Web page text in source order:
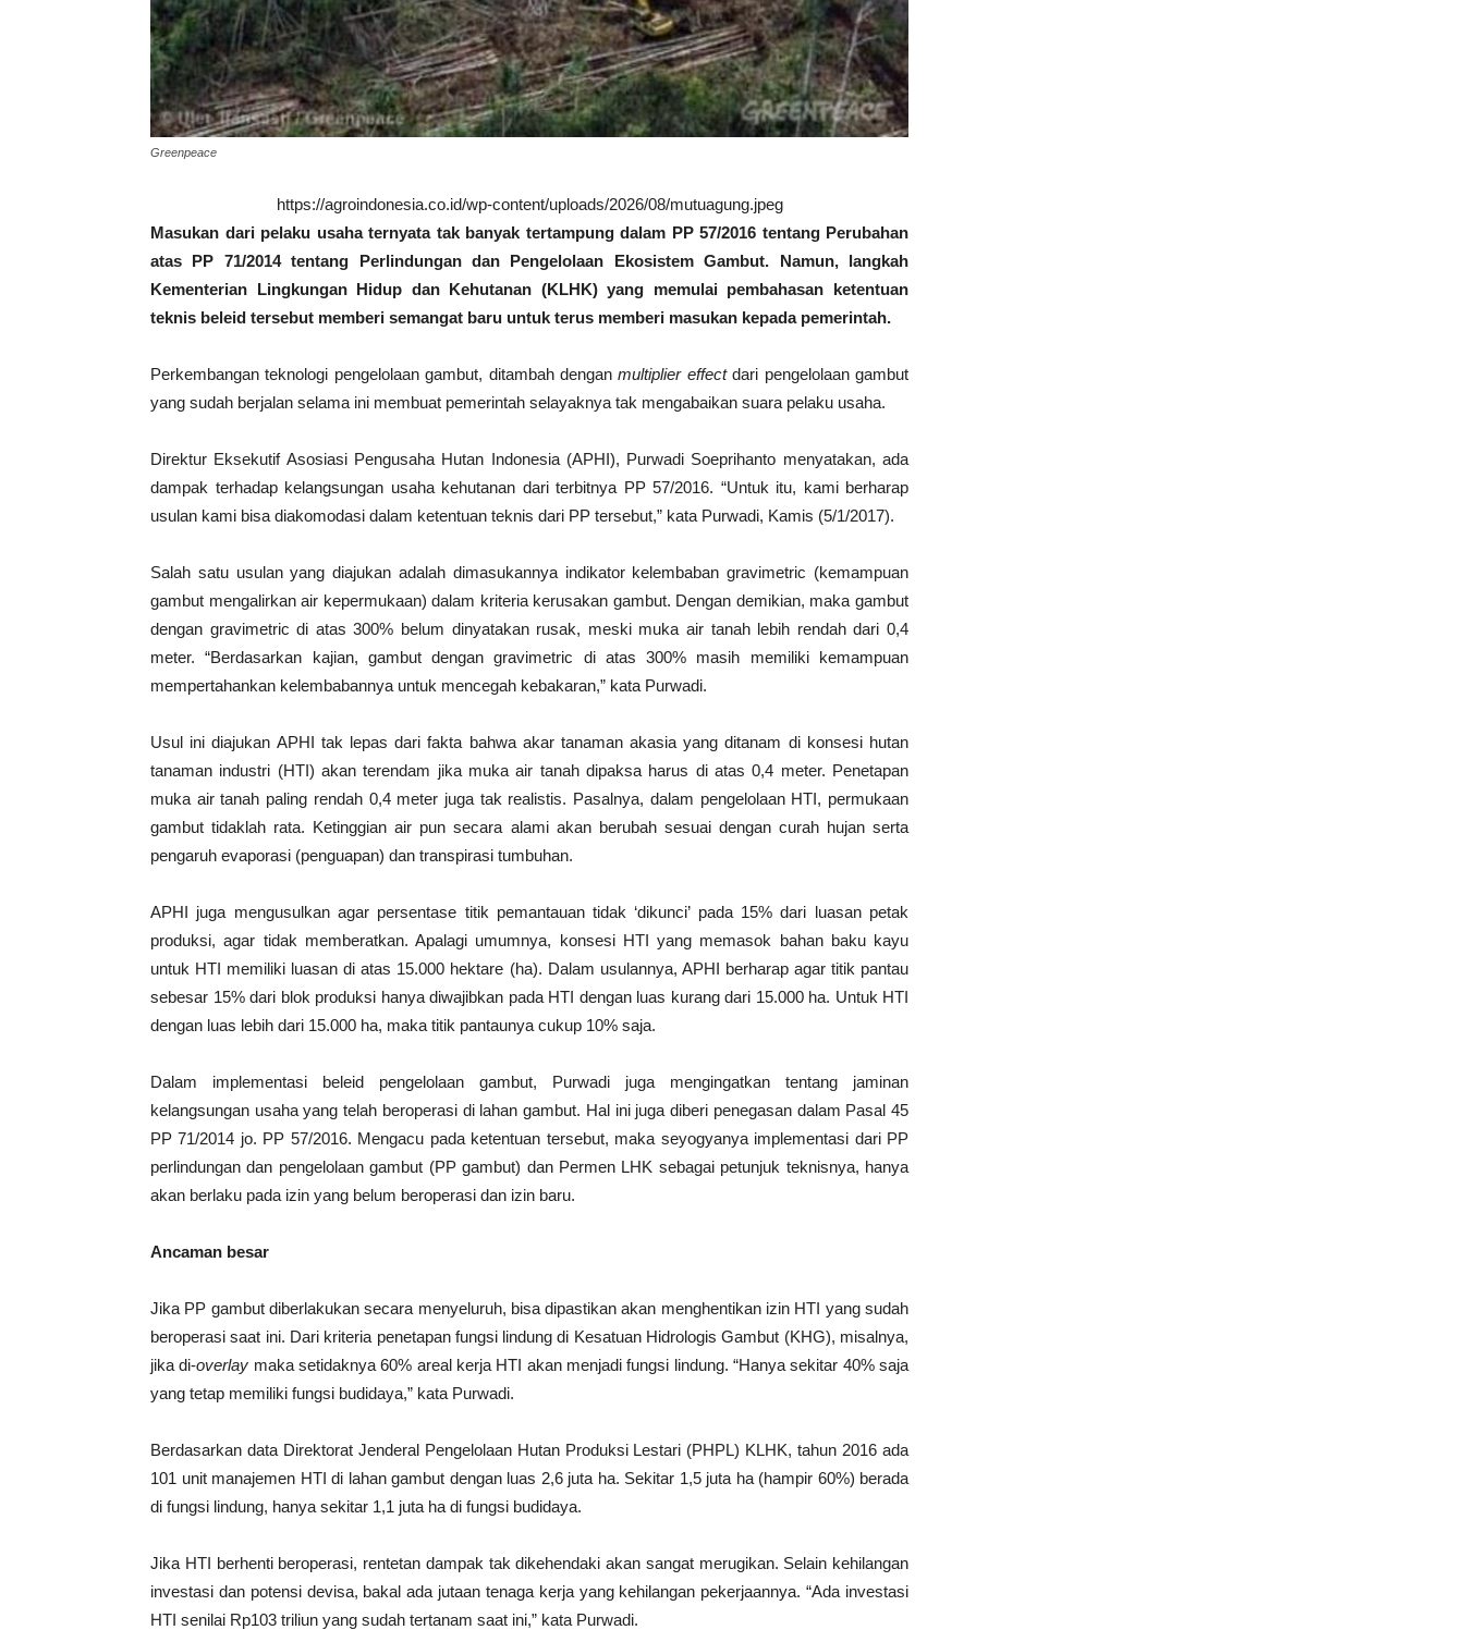
Greenpeace
https://agroindonesia.co.id/wp-content/uploads/2026/08/mutuagung.jpeg
Masukan dari pelaku usaha ternyata tak banyak tertampung dalam PP 57/2016 tentang Perubahan
atas PP 71/2014 tentang Perlindungan dan Pengelolaan Ekosistem Gambut. Namun, langkah
Kementerian Lingkungan Hidup dan Kehutanan (KLHK) yang memulai pembahasan ketentuan
teknis beleid tersebut memberi semangat baru untuk terus memberi masukan kepada pemerintah.
Perkembangan teknologi pengelolaan gambut, ditambah denganmultiplier effectdari pengelolaan gambut
yang sudah berjalan selama ini membuat pemerintah selayaknya tak mengabaikan suara pelaku usaha.
Direktur Eksekutif Asosiasi Pengusaha Hutan Indonesia (APHI), Purwadi Soeprihanto menyatakan, ada
dampak terhadap kelangsungan usaha kehutanan dari terbitnya PP 57/2016. “Untuk itu, kami berharap
usulan kami bisa diakomodasi dalam ketentuan teknis dari PP tersebut,” kata Purwadi, Kamis (5/1/2017).
Salah satu usulan yang diajukan adalah dimasukannya indikator kelembaban gravimetric (kemampuan
gambut mengalirkan air kepermukaan) dalam kriteria kerusakan gambut. Dengan demikian, maka gambut
dengan gravimetric di atas 300% belum dinyatakan rusak, meski muka air tanah lebih rendah dari 0,4
meter. “Berdasarkan kajian, gambut dengan gravimetric di atas 300% masih memiliki kemampuan
mempertahankan kelembabannya untuk mencegah kebakaran,” kata Purwadi.
Usul ini diajukan APHI tak lepas dari fakta bahwa akar tanaman akasia yang ditanam di konsesi hutan
tanaman industri (HTI) akan terendam jika muka air tanah dipaksa harus di atas 0,4 meter. Penetapan
muka air tanah paling rendah 0,4 meter juga tak realistis. Pasalnya, dalam pengelolaan HTI, permukaan
gambut tidaklah rata. Ketinggian air pun secara alami akan berubah sesuai dengan curah hujan serta
pengaruh evaporasi (penguapan) dan transpirasi tumbuhan.
APHI juga mengusulkan agar persentase titik pemantauan tidak ‘dikunci’ pada 15% dari luasan petak
produksi, agar tidak memberatkan. Apalagi umumnya, konsesi HTI yang memasok bahan baku kayu
untuk HTI memiliki luasan di atas 15.000 hektare (ha). Dalam usulannya, APHI berharap agar titik pantau
sebesar 15% dari blok produksi hanya diwajibkan pada HTI dengan luas kurang dari 15.000 ha. Untuk HTI
dengan luas lebih dari 15.000 ha, maka titik pantaunya cukup 10% saja.
Dalam implementasi beleid pengelolaan gambut, Purwadi juga mengingatkan tentang jaminan
kelangsungan usaha yang telah beroperasi di lahan gambut. Hal ini juga diberi penegasan dalam Pasal 45
PP 71/2014 jo. PP 57/2016. Mengacu pada ketentuan tersebut, maka seyogyanya implementasi dari PP
perlindungan dan pengelolaan gambut (PP gambut) dan Permen LHK sebagai petunjuk teknisnya, hanya
akan berlaku pada izin yang belum beroperasi dan izin baru.
Ancaman besar
Jika PP gambut diberlakukan secara menyeluruh, bisa dipastikan akan menghentikan izin HTI yang sudah
beroperasi saat ini. Dari kriteria penetapan fungsi lindung di Kesatuan Hidrologis Gambut (KHG), misalnya,
jika di-overlay maka setidaknya 60% areal kerja HTI akan menjadi fungsi lindung. “Hanya sekitar 40% saja
yang tetap memiliki fungsi budidaya,” kata Purwadi.
Berdasarkan data Direktorat Jenderal Pengelolaan Hutan Produksi Lestari (PHPL) KLHK, tahun 2016 ada
101 unit manajemen HTI di lahan gambut dengan luas 2,6 juta ha. Sekitar 1,5 juta ha (hampir 60%) berada
di fungsi lindung, hanya sekitar 1,1 juta ha di fungsi budidaya.
Jika HTI berhenti beroperasi, rentetan dampak tak dikehendaki akan sangat merugikan. Selain kehilangan
investasi dan potensi devisa, bakal ada jutaan tenaga kerja yang kehilangan pekerjaannya. “Ada investasi
HTI senilai Rp103 triliun yang sudah tertanam saat ini,” kata Purwadi.